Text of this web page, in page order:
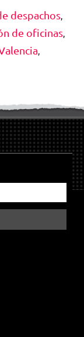
despachos,
de oficinas,
,